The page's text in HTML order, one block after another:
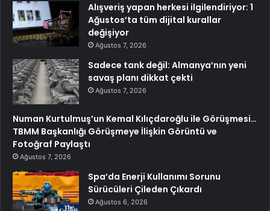
Alışveriş yapan herkesi ilgilendiriyor: 1
Ağustos’ta tüm dijital kurallar
değişiyor
Ağustos 7, 2026
Sadece tank değil: Almanya’nın yeni
savaş planı dikkat çekti
Ağustos 7, 2026
Numan Kurtulmuş’un Kemal Kılıçdaroğlu ile Görüşmesi…
TBMM Başkanlığı Görüşmeye İlişkin Görüntü ve
Fotoğraf Paylaştı
Ağustos 7, 2026
Spa’da Enerji Kullanımı Sorunu
Sürücüleri Çileden Çıkardı
Ağustos 6, 2026